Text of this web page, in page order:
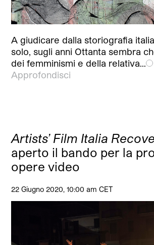
A giudicare dalla storiografia
solo, sugli anni Ottanta sembra
dei femminismi e della relativa…
Approfondisci
Artists’ Film Italia
aperto il bando per la
opere video
22 Giugno 2020, 10:00 am CET